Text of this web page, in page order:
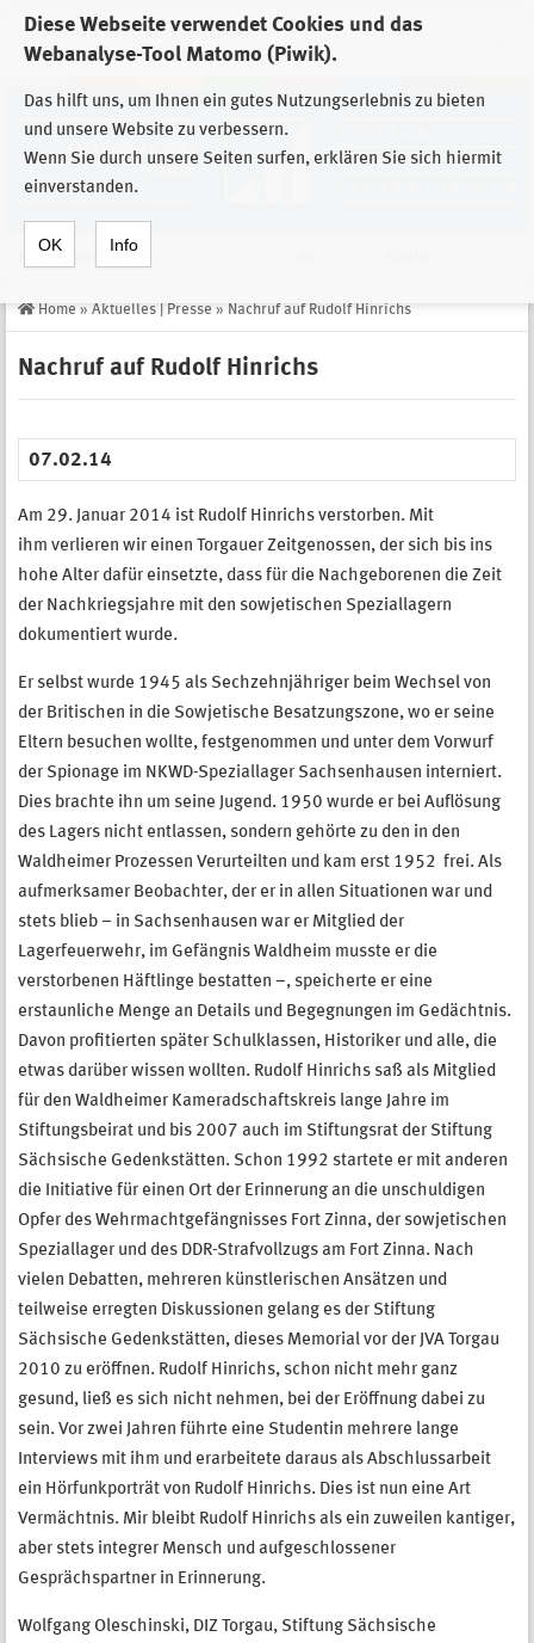
Diese Webseite verwendet Cookies und das
Webanalyse-Tool Matomo (Piwik).
Das hilft uns, um Ihnen ein gutes Nutzungserlebnis zu bieten
und unsere Website zu verbessern.
Wenn Sie durch unsere Seiten surfen, erklären Sie sich hiermit
einverstanden.
OK Info
Zur Auswahl der Einrichtungen der
Stiftung Sächsische Gedenkstätten
Home » Aktuelles | Presse » Nachruf auf Rudolf Hinrichs
Nachruf auf Rudolf Hinrichs
07.02.14
Am 29. Januar 2014 ist Rudolf Hinrichs verstorben. Mit
ihm verlieren wir einen Torgauer Zeitgenossen, der sich bis ins
hohe Alter dafür einsetzte, dass für die Nachgeborenen die Zeit
der Nachkriegsjahre mit den sowjetischen Speziallagern
dokumentiert wurde.
Er selbst wurde 1945 als Sechzehnjähriger beim Wechsel von
der Britischen in die Sowjetische Besatzungszone, wo er seine
Eltern besuchen wollte, festgenommen und unter dem Vorwurf
der Spionage im NKWD-Speziallager Sachsenhausen interniert.
Dies brachte ihn um seine Jugend. 1950 wurde er bei Auflösung
des Lagers nicht entlassen, sondern gehörte zu den in den
Waldheimer Prozessen Verurteilten und kam erst 1952 frei. Als
aufmerksamer Beobachter, der er in allen Situationen war und
stets blieb – in Sachsenhausen war er Mitglied der
Lagerfeuerwehr, im Gefängnis Waldheim musste er die
verstorbenen Häftlinge bestatten –, speicherte er eine
erstaunliche Menge an Details und Begegnungen im Gedächtnis.
Davon profitierten später Schulklassen, Historiker und alle, die
etwas darüber wissen wollten. Rudolf Hinrichs saß als Mitglied
für den Waldheimer Kameradschaftskreis lange Jahre im
Stiftungsbeirat und bis 2007 auch im Stiftungsrat der Stiftung
Sächsische Gedenkstätten. Schon 1992 startete er mit anderen
die Initiative für einen Ort der Erinnerung an die unschuldigen
Opfer des Wehrmachtgefängnisses Fort Zinna, der sowjetischen
Speziallager und des DDR-Strafvollzugs am Fort Zinna. Nach
vielen Debatten, mehreren künstlerischen Ansätzen und
teilweise erregten Diskussionen gelang es der Stiftung
Sächsische Gedenkstätten, dieses Memorial vor der JVA Torgau
2010 zu eröffnen. Rudolf Hinrichs, schon nicht mehr ganz
gesund, ließ es sich nicht nehmen, bei der Eröffnung dabei zu
sein. Vor zwei Jahren führte eine Studentin mehrere lange
Interviews mit ihm und erarbeitete daraus als Abschlussarbeit
ein Hörfunkporträt von Rudolf Hinrichs. Dies ist nun eine Art
Vermächtnis. Mir bleibt Rudolf Hinrichs als ein zuweilen kantiger,
aber stets integrer Mensch und aufgeschlossener
Gesprächspartner in Erinnerung.
Wolfgang Oleschinski, DIZ Torgau, Stiftung Sächsische